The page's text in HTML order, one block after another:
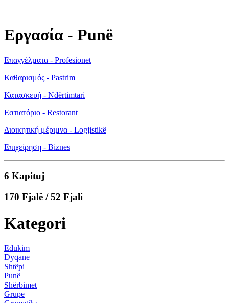
Εργασία - Punë
Επαγγέλματα - Profesionet
Καθαρισμός - Pastrim
Κατασκευή - Ndërtimtari
Εστιατόριο - Restorant
Διοικητική μέριμνα - Logjistikë
Επιχείρηση - Biznes
6 Kapituj
170 Fjalë / 52 Fjali
Kategori
Edukim
Dyqane
Shtëpi
Punë
Shërbimet
Grupe